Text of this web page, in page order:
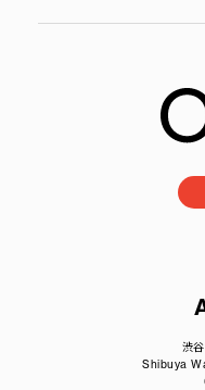
渋
Shibuya